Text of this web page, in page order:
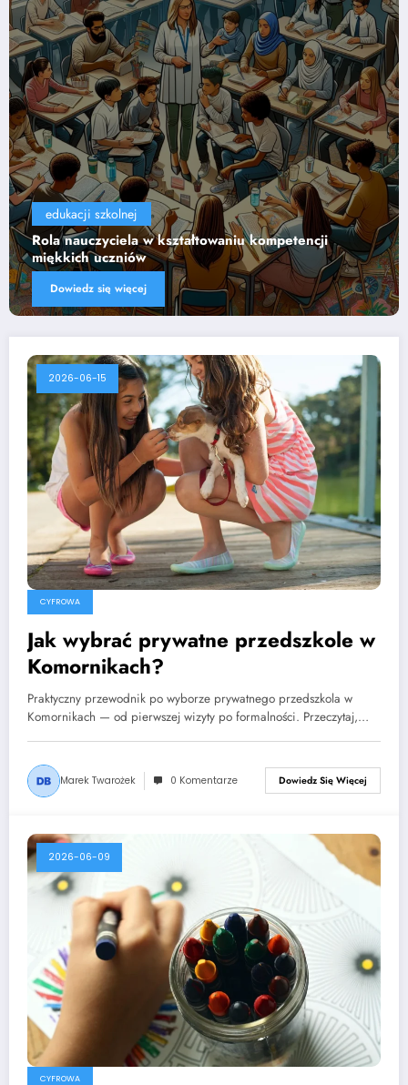
edukacji szkolnej
Wpływ technologii na efektywność nauczania
Dowiedz się więcej
2026-06-15
CYFROWA
Jak wybrać prywatne przedszkole w
Komornikach?
Praktyczny przewodnik po wyborze prywatnego przedszkola w
Komornikach — od pierwszej wizyty po formalności. Przeczytaj,…
Marek Twarożek 0 Komentarze Dowiedz Się Więcej
2026-06-09
CYFROWA